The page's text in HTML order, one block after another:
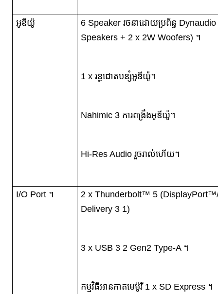
អូឌីយ៉ូ
6 Speaker រចនាដោយប្រព័ន្ធ
Speakers + 2 x 2W Woofers) ។
1 x រន្ធដោតបន្សំអូឌីយ៉ូ។
Nahimic 3 ការពង្រឹងអូឌីយ៉ូ។
Hi-Res Audio រួចរាល់ហើយ។
I/O Port ។
2 x Thunderbolt™ 5
Delivery 3 1)
3 x USB 3 2 Gen2 Type-A ។
កម្មវិធីអានកាតមេម៉ូរី 1 x SD Express ។